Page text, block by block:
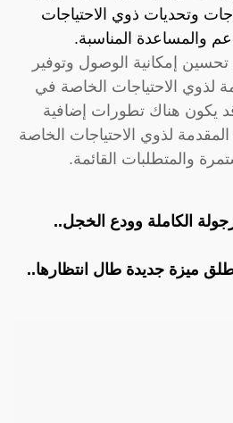
وتحديات ذوي الاحتياجات
والمساعدة المناسبة.
إمكانية الوصول وتوفير
لذوي الاحتياجات الخاصة في
يكون هناك تطورات إضافية
لذوي الاحتياجات الخاصة
والمتطلبات القائمة.
الكاملة وودع الخجل..
ميزة جديدة طال انتظارها..